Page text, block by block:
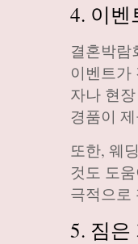
4. 이
결혼박람
이벤트가
자나 현
경품이
또한, 웨
것도 도
극적으로
5. 짐은